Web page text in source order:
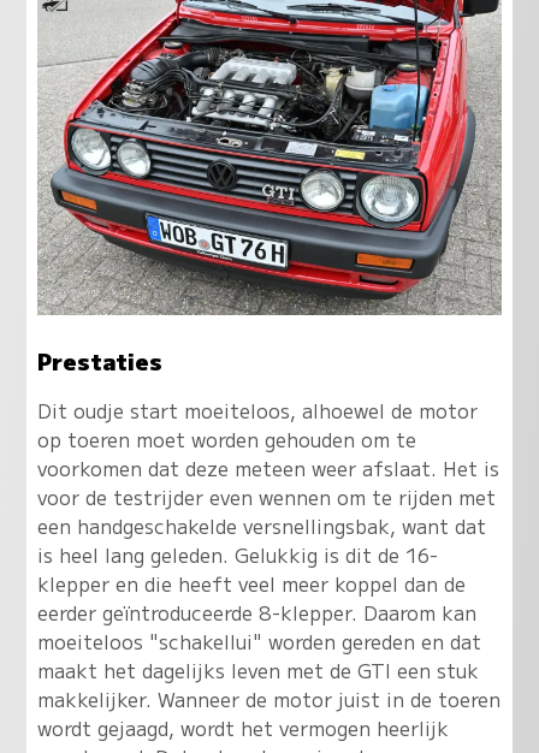
Prestaties
Dit oudje start moeiteloos, alhoewel de motor
op toeren moet worden gehouden om te
voorkomen dat deze meteen weer afslaat. Het is
voor de testrijder even wennen om te rijden met
een handgeschakelde versnellingsbak, want dat
is heel lang geleden. Gelukkig is dit de 16-
klepper en die heeft veel meer koppel dan de
eerder geïntroduceerde 8-klepper. Daarom kan
moeiteloos "schakellui" worden gereden en dat
maakt het dagelijks leven met de GTI een stuk
makkelijker. Wanneer de motor juist in de toeren
wordt gejaagd, wordt het vermogen heerlijk